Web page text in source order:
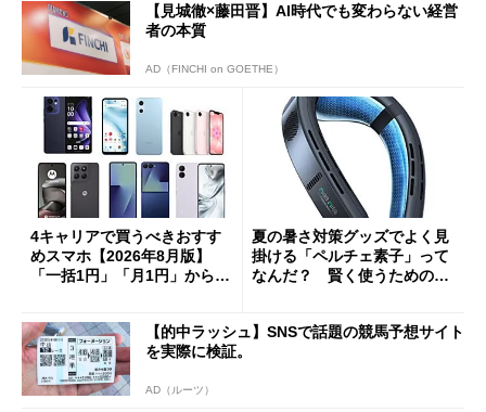
【見城徹×藤田晋】AI時代でも変わらない経営
者の本質
AD（FINCHI on GOETHE）
4キャリアで買うべきおすす
めスマホ【2026年8月版】
「一括1円」「月1円」からお
夏の暑さ対策グッズでよく見
掛ける「ペルチェ素子」って
なんだ？ 賢く使うための注
【的中ラッシュ】SNSで話題の競馬予想サイト
を実際に検証。
AD（ルーツ）